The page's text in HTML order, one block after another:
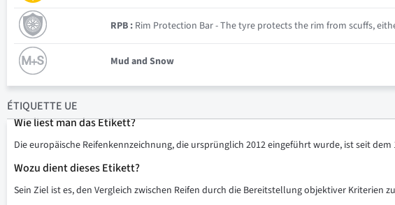
RPB : Rim Protection Bar - The tyre protects the rim from scuffs,
Mud and Snow
ÉTIQUETTE UE
Wie liest man das Etikett?
Die europäische Reifenkennzeichnung, die ursprünglich 2012 eingeführt wurde, ist seit
Wozu dient dieses Etikett?
Sein Ziel ist es, den Vergleich zwischen Reifen durch die Bereitstellung objektiver